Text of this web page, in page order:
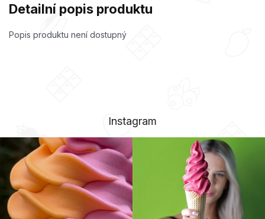
Detailní popis produktu
Popis produktu není dostupný
Instagram